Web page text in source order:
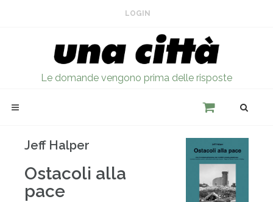
LOGIN
Le domande vengono prima delle risposte
Jeff Halper
Ostacoli alla
pace